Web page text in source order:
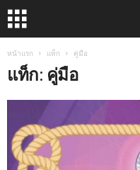
หน้าแรก แท็ก คู่มือ
แท็ก: คู่มือ